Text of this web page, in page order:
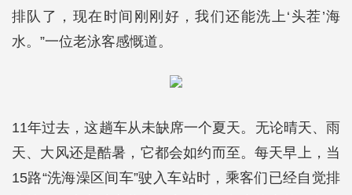
排队了，现在时间刚刚好，我们还能洗上‘头茬’海
水。”一位老泳客感慨道。
11年过去，这趟车从未缺席一个夏天。无论晴天、雨
天、大风还是酷暑，它都会如约而至。每天早上，当
15路“洗海澡区间车”驶入车站时，乘客们已经自觉排